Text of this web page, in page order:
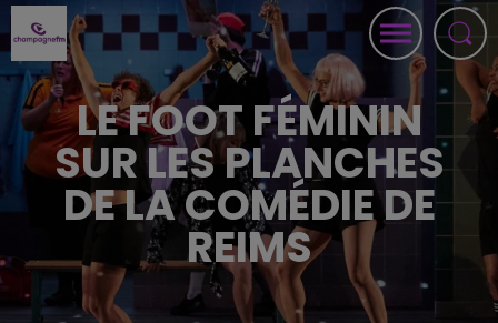
LE FOOT FÉMININ
SUR LES PLANCHES
DE LA COMÉDIE DE
REIMS